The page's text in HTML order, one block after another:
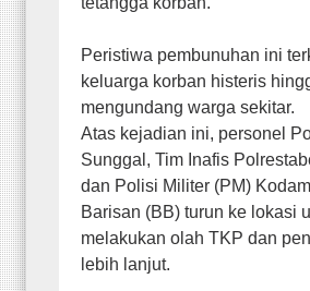
Peristiwa pembunuhan ini
keluarga korban histeris
mengundang warga sekitar.
Atas kejadian ini, personel
Sunggal, Tim Inafis
dan Polisi Militer (PM)
Barisan (BB) turun ke lokasi
melakukan olah TKP dan
lebih lanjut.